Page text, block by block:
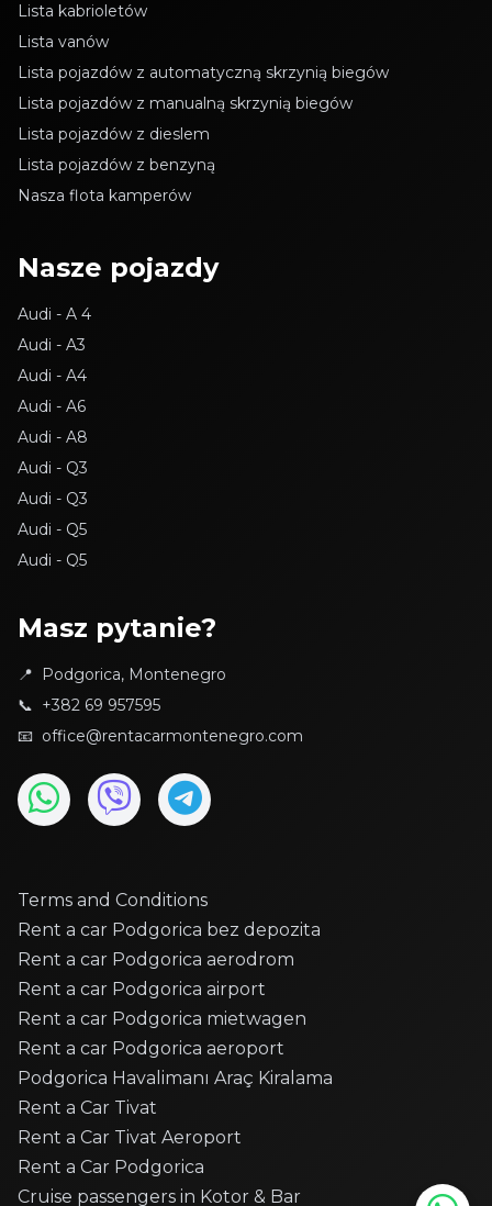
Lista kabrioletów
Lista vanów
Lista pojazdów z automatyczną skrzynią biegów
Lista pojazdów z manualną skrzynią biegów
Lista pojazdów z dieslem
Lista pojazdów z benzyną
Nasza flota kamperów
Nasze pojazdy
Audi - A 4
Audi - A3
Audi - A4
Audi - A6
Audi - A8
Audi - Q3
Audi - Q3
Audi - Q5
Audi - Q5
BMW - 118D
BMW - 3
BMW - Active Tourer
BMW - X1
BMW - X1
BMW - X6
Citroen - C3
Citroen - C3
Citroen - C3 Picasso
Citroen - C4
Citroen - C4
Citroen - C4
Citroen - C4
Citroen - C4 Cactus
Citroen - C4 cactus
Citroen - C4 CACTUS
Masz pytanie?
📍
Podgorica, Montenegro
📞 +382 69 957595
📧 office@rentacarmontenegro.com
Terms and Conditions
Rent a car Podgorica bez depozita
Rent a car Podgorica aerodrom
Rent a car Podgorica airport
Rent a car Podgorica mietwagen
Rent a car Podgorica aeroport
Podgorica Havalimanı Araç Kiralama
Rent a Car Tivat
Rent a Car Tivat Aeroport
Rent a Car Podgorica
Cruise passengers in Kotor & Bar